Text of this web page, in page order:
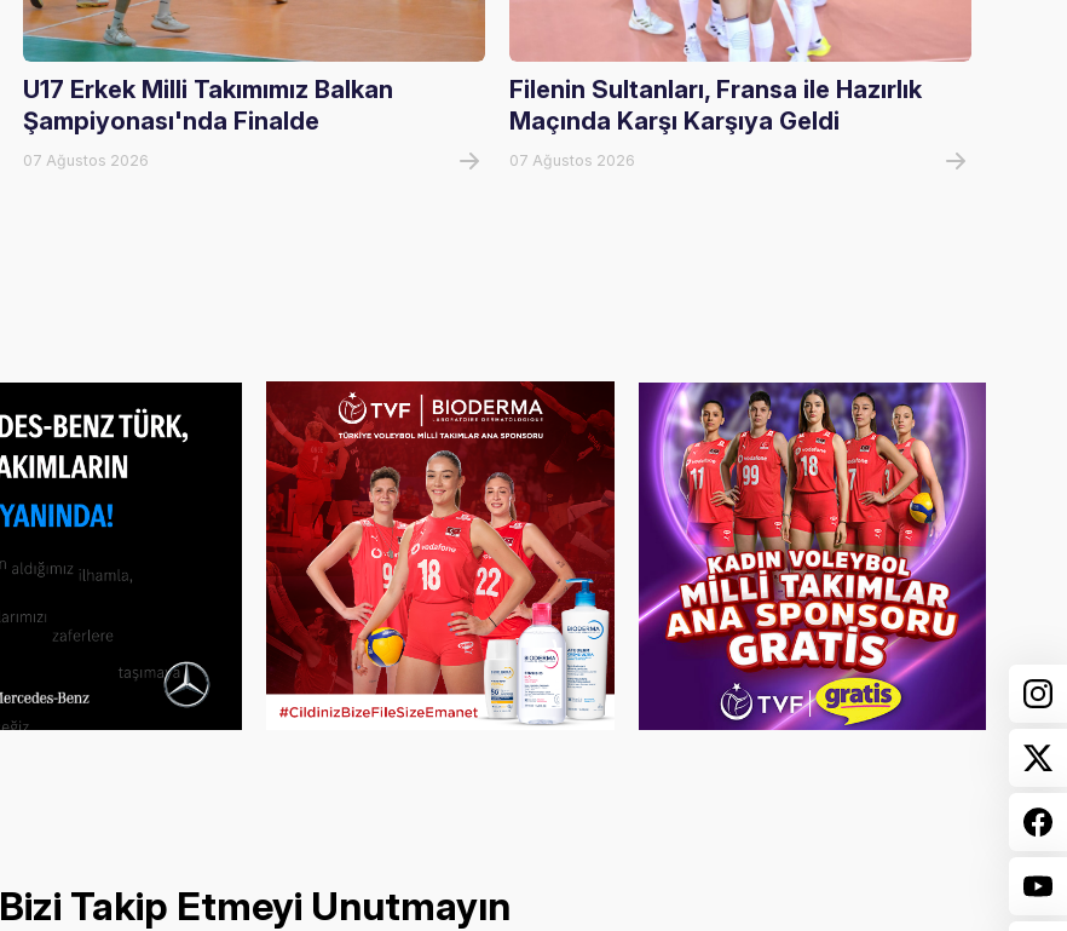
U17 Erkek Milli Takımımız Balkan
Şampiyonası'nda Finalde
07 Ağustos 2026
Filenin Sultanları, Fransa ile Hazırlık
Maçında Karşı Karşıya Geldi
07 Ağustos 2026
Bizi Takip Etmeyi Unutmayın